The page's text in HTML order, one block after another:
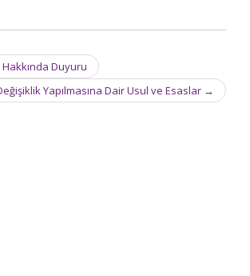
Duyuru
Yapılmasına Dair Usul ve Esaslar →